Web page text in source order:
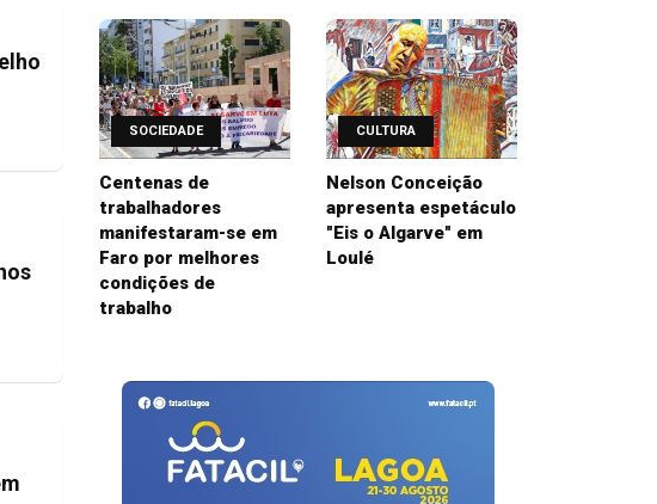
SOCIEDADE
Centenas de
trabalhadores
manifestaram-se em
Faro por melhores
condições de
trabalho
CULTURA
Nelson Conceição
apresenta espetáculo
"Eis o Algarve" em
Loulé